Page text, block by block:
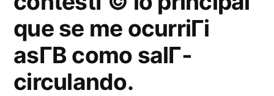
que se me ocurriГі
asГ­В­ como salГ­
circulando.